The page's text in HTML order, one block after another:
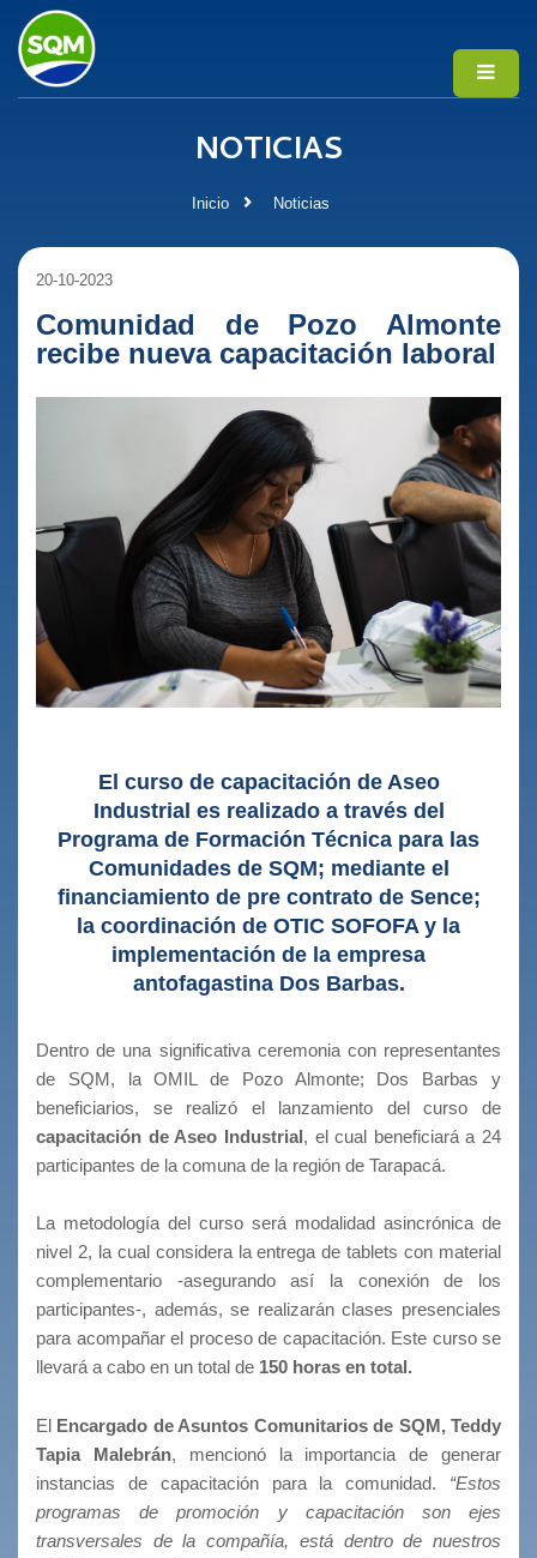
NOTICIAS
Inicio Noticias
20-10-2023
Comunidad de Pozo Almonte
recibe nueva capacitación laboral
El curso de capacitación de Aseo
Industrial es realizado a través del
Programa de Formación Técnica para las
Comunidades de SQM; mediante el
financiamiento de pre contrato de Sence;
la coordinación de OTIC SOFOFA y la
implementación de la empresa
antofagastina Dos Barbas.
‌Dentro de una significativa ceremonia con representantes
de SQM, la OMIL de Pozo Almonte; Dos Barbas y
beneficiarios, se realizó el lanzamiento del curso de
capacitación de Aseo Industrial, el cual beneficiará a 24
participantes de la comuna de la región de Tarapacá.
‌La metodología del curso será modalidad asincrónica de
nivel 2, la cual considera la entrega de tablets con material
complementario -asegurando así la conexión de los
participantes-, además, se realizarán clases presenciales
para acompañar el proceso de capacitación. Este curso se
llevará a cabo en un total de 150 horas en total.
El Encargado de Asuntos Comunitarios de SQM, Teddy
Tapia Malebrán, mencionó la importancia de generar
instancias de capacitación para la comunidad. “Estos
programas de promoción y capacitación son ejes
transversales de la compañía, está dentro de nuestros